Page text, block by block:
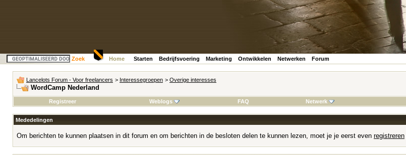
Zoek Home Starten Bedrijfsvoering Marketing Ontwikkelen Netwerken Forum
Lancelots Forum - Voor freelancers > Interessegroepen > Overige interesses
WordCamp Nederland
Registreer
Weblogs FAQ Netwerk
Mededelingen
Om berichten te kunnen plaatsen in dit forum en om berichten in de besloten delen te kunnen lezen, moet je je eerst even registreren